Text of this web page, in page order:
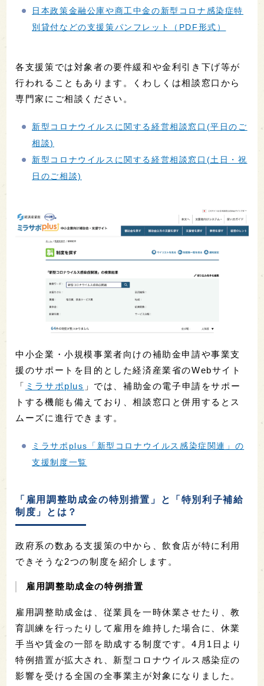
日本政策金融公庫や商工中金の新型コロナ感染症特
別貸付などの支援策パンフレット（PDF形式）
各支援策では対象者の要件緩和や金利引き下げ等が
行われることもあります。くわしくは相談窓口から
専門家にご相談ください。
新型コロナウイルスに関する経営相談窓口(平日のご
相談)
新型コロナウイルスに関する経営相談窓口(土日・祝
日のご相談)
中小企業・小規模事業者向けの補助金申請や事業支
援のサポートを目的とした経済産業省のWebサイト
「 ミラサポplus 」では、補助金の電子申請をサポー
トする機能も備えており、相談窓口と併用するとス
ムーズに進行できます。
ミラサポplus「新型コロナウイルス感染症関連」の
支援制度一覧
「雇用調整助成金の特別措置」と「特別利子補給
制度」とは？
政府系の数ある支援策の中から、飲食店が特に利用
できそうな2つの制度を紹介します。
雇用調整助成金の特例措置
雇用調整助成金は、従業員を一時休業させたり、教
育訓練を行ったりして雇用を維持した場合に、休業
手当や賃金の一部を助成する制度です。4月1日より
特例措置が拡大され、新型コロナウイルス感染症の
影響を受ける全国の全事業主が対象になりました。